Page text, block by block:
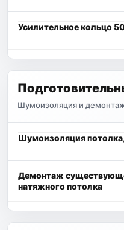
Усилительное кольцо
Шумоизоляция и
Шумоизоляция
Демонтаж
натяжного потолка